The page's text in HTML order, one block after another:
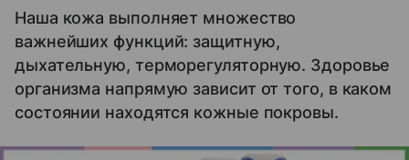
Наша кожа выполняет множество
важнейших функций: защитную,
дыхательную, терморегуляторную. Здоровье
организма напрямую зависит от того, в каком
состоянии находятся кожные покровы.